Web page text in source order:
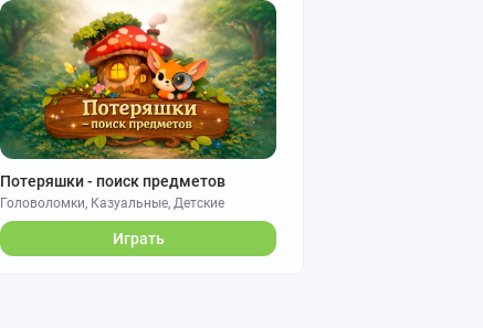
Потеряшки - поиск предметов
Головоломки, Казуальные, Детские
Играть